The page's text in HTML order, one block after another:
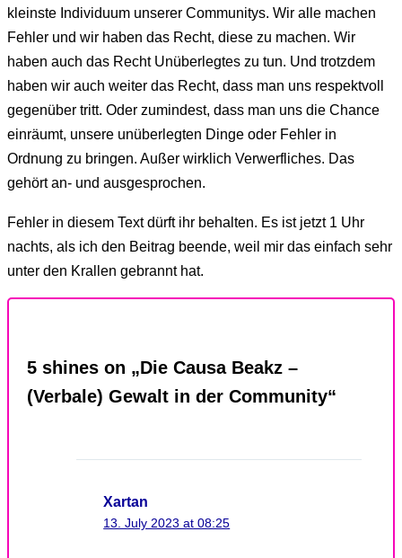
kleinste Individuum unserer Communitys. Wir alle machen
Fehler und wir haben das Recht, diese zu machen. Wir
haben auch das Recht Unüberlegtes zu tun. Und trotzdem
haben wir auch weiter das Recht, dass man uns respektvoll
gegenüber tritt. Oder zumindest, dass man uns die Chance
einräumt, unsere unüberlegten Dinge oder Fehler in
Ordnung zu bringen. Außer wirklich Verwerfliches. Das
gehört an- und ausgesprochen.
Fehler in diesem Text dürft ihr behalten. Es ist jetzt 1 Uhr
nachts, als ich den Beitrag beende, weil mir das einfach sehr
unter den Krallen gebrannt hat.
5 shines on „Die Causa Beakz –
(Verbale) Gewalt in der Community“
Xartan
13. July 2023 at 08:25